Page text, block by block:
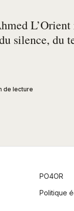
L’Orient
silence, du
de lecture
PO4OR
Politique